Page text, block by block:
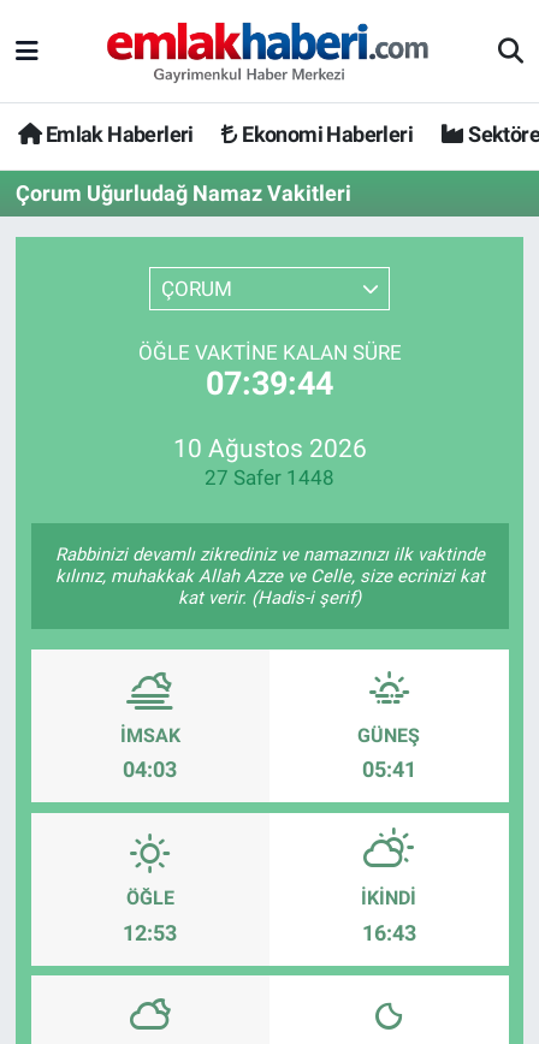
Emlak Haberleri Ekonomi Haberleri
Çorum Uğurludağ Namaz Vakitleri
ÇORUM
ÖĞLE VAKTINE KALAN SÜRE
07:39:44
10 Ağustos 2026
27 Safer 1448
Rabbinizi devamlı zikrediniz ve namazınızı ilk vaktinde
kılınız, muhakkak Allah Azze ve Celle, size ecrinizi kat
kat verir. (Hadis-i şerif)
İMSAK
04:03
GÜNEŞ
05:41
ÖĞLE
12:53
İKINDI
16:43